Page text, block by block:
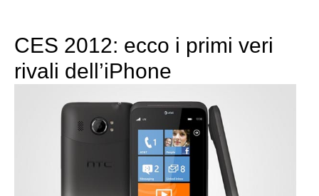
CES 2012: ecco i primi veri
rivali dell’iPhone